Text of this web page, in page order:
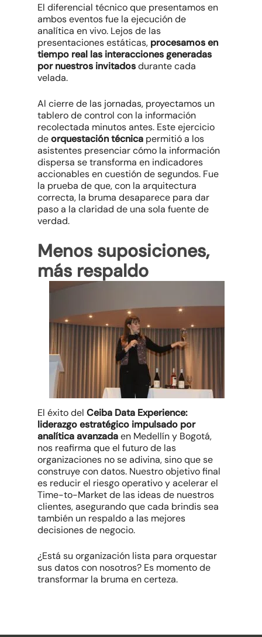
El diferencial técnico que presentamos en
ambos eventos fue la ejecución de
analítica en vivo. Lejos de las
presentaciones estáticas, procesamos en
tiempo real las interacciones generadas
por nuestros invitadosdurante cada
velada.
Al cierre de las jornadas, proyectamos un
tablero de control con la información
recolectada minutos antes. Este ejercicio
deorquestación técnica permitió a los
asistentes presenciar cómo la información
dispersa se transforma en indicadores
accionables en cuestión de segundos. Fue
la prueba de que, con la arquitectura
correcta, la bruma desaparece para dar
paso a la claridad de una sola fuente de
verdad.
Menos suposiciones,
más respaldo
El éxito delCeiba Data Experience:
liderazgo estratégico impulsado por
analítica avanzadaen Medellín y Bogotá,
nos reafirma que el futuro de las
organizaciones no se adivina, sino que se
construye con datos. Nuestro objetivo final
es reducir el riesgo operativo y acelerar el
Time-to-Marketde las ideas de nuestros
clientes, asegurando que cada brindis sea
también un respaldo a las mejores
decisiones de negocio.
¿Está su organización lista para orquestar
sus datos con nosotros? Es momento de
transformar la bruma en certeza.